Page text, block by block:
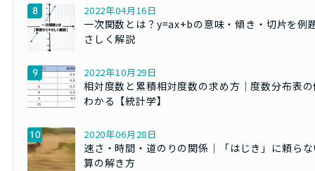
2022年04月16日
一次関数とは？y=ax+bの意味・傾き・切片を例
さしく解説
2022年10月29日
相対度数と累積相対度数の求め方｜度数分布表
わかる【統計学】
2020年06月28日
速さ・時間・道のりの関係｜「はじき」に頼ら
算の解き方